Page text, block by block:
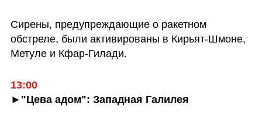
Сирены, предупреждающие о ракетном
обстреле, были активированы в Кирьят-Шмоне,
Метуле и Кфар-Гилади.
13:00
►"Цева адом": Западная Галилея